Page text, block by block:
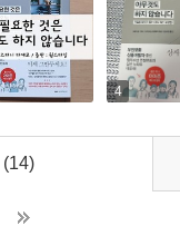
4
(14)